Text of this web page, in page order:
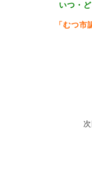
いつ・
「むつ市